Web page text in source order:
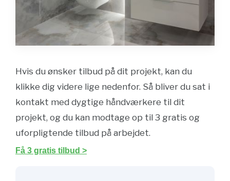
Hvis du ønsker tilbud på dit projekt, kan du
klikke dig videre lige nedenfor. Så bliver du sat i
kontakt med dygtige håndværkere til dit
projekt, og du kan modtage op til 3 gratis og
uforpligtende tilbud på arbejdet.
Få 3 gratis tilbud >